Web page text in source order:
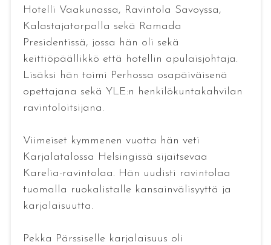
Hotelli Vaakunassa, Ravintola Savoyssa,
Kalastajatorpalla sekä Ramada
Presidentissä, jossa hän oli sekä
keittiöpäällikkö että hotellin apulaisjohtaja.
Lisäksi hän toimi Perhossa osapäiväisenä
opettajana sekä YLE:n henkilökuntakahvilan
ravintoloitsijana.
Viimeiset kymmenen vuotta hän veti
Karjalatalossa Helsingissä sijaitsevaa
Karelia-ravintolaa. Hän uudisti ravintolaa
tuomalla ruokalistalle kansainvälisyyttä ja
karjalaisuutta.
Pekka Pärssiselle karjalaisuus oli